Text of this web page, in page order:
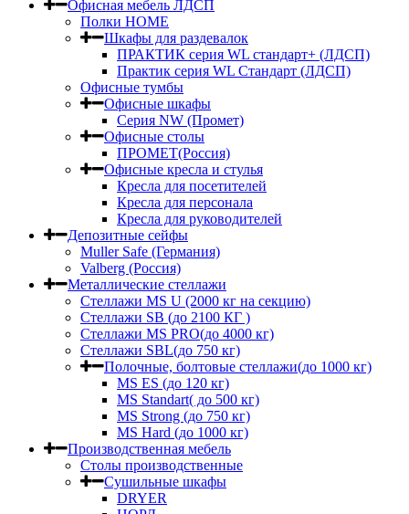
Офисная мебель ЛДСП
Полки HOME
Шкафы для раздевалок
ПРАКТИК серия WL стандарт+ (ЛДСП)
Практик серия WL Стандарт (ЛДСП)
Офисные тумбы
Офисные шкафы
Серия NW (Промет)
Офисные столы
ПРОМЕТ(Россия)
Офисные кресла и стулья
Кресла для посетителей
Кресла для персонала
Кресла для руководителей
Депозитные сейфы
Muller Safe (Германия)
Valberg (Россия)
Металлические стеллажи
Стеллажи MS U (2000 кг на секцию)
Стеллажи SB (до 2100 КГ )
Стеллажи MS PRO(до 4000 кг)
Стеллажи SBL(до 750 кг)
Полочные, болтовые стеллажи(до 1000 кг)
MS ES (до 120 кг)
MS Standart( до 500 кг)
MS Strong (до 750 кг)
MS Hard (до 1000 кг)
Производственная мебель
Столы производственные
Сушильные шкафы
DRYER